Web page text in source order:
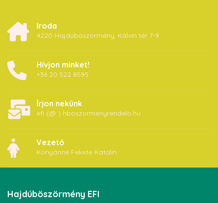
Iroda
4220 Hajdúböszörmény, Kálvin tér 7-9
Hívjon minket!
+36 20 522 8595
Írjon nekünk
efi (@ ) hboszormenyrendelo.hu
Vezető
Konyáriné Fekete Katalin
Hajdúböszörmény EFI